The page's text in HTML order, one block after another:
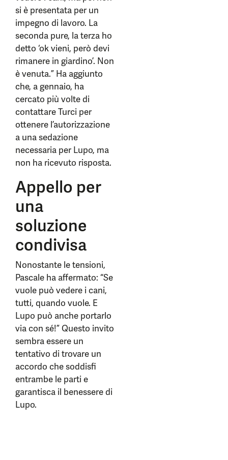
si è presentata per un
impegno di lavoro. La
seconda pure, la terza ho
detto ‘ok vieni, però devi
rimanere in giardino’. Non
è venuta.” Ha aggiunto
che, a gennaio, ha
cercato più volte di
contattare Turci per
ottenere l’autorizzazione
a una sedazione
necessaria per Lupo, ma
non ha ricevuto risposta.
Appello per
una
soluzione
condivisa
Nonostante le tensioni,
Pascale ha affermato: “Se
vuole può vedere i cani,
tutti, quando vuole. E
Lupo può anche portarlo
via con sé!” Questo invito
sembra essere un
tentativo di trovare un
accordo che soddisfi
entrambe le parti e
garantisca il benessere di
Lupo.